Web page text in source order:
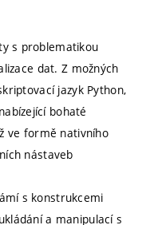
s problematikou
dat. Z možných
jazyk Python,
bohaté
ve formě nativního
nástaveb
s konstrukcemi
a manipulací s